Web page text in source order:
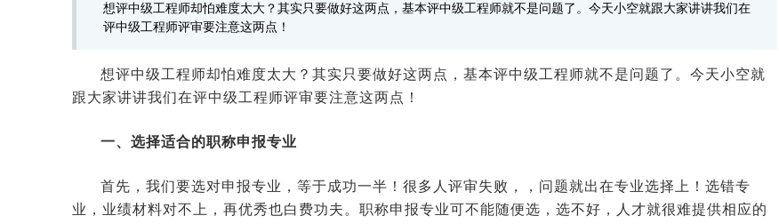
想评中级工程师却怕难度太大？其实只要做好这两点，基本评中级工程师就不是问题了。今天小空就跟大家讲讲我们在
评中级工程师评审要注意这两点！
想评中级工程师却怕难度太大？其实只要做好这两点，基本评中级工程师就不是问题了。今天小空就
跟大家讲讲我们在评中级工程师评审要注意这两点！
一、选择适合的职称申报专业
首先，我们要选对申报专业，等于成功一半！很多人评审失败，，问题就出在专业选择上！选错专
业，业绩材料对不上，再优秀也白费功夫。职称申报专业可不能随便选，选不好，人才就很难提供相应的